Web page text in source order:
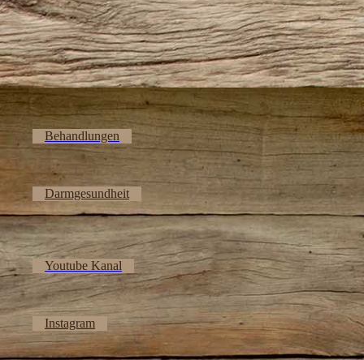
Behandlungen
Darmgesundheit
Youtube Kanal
Instagram